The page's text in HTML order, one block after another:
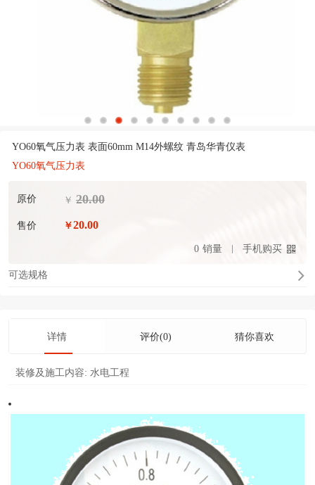
YO60氧气压力表 表面60mm M14外螺纹 青岛华青仪表
YO60氧气压力表
原价 ￥ 20.00
售价 ￥20.00
0 销量 手机购买
可选规格
详情 评价(0) 猜你喜欢
装修及施工内容: 水电工程